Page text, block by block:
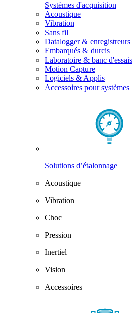
Systèmes d'acquisition
Acoustique
Vibration
Sans fil
Datalogger & enregistreurs
Embarqués & durcis
Laboratoire & banc d'essais
Motion Capture
Logiciels & Applis
Accessoires pour systèmes
Solutions d’étalonnage
Acoustique
Vibration
Choc
Pression
Inertiel
Vision
Accessoires